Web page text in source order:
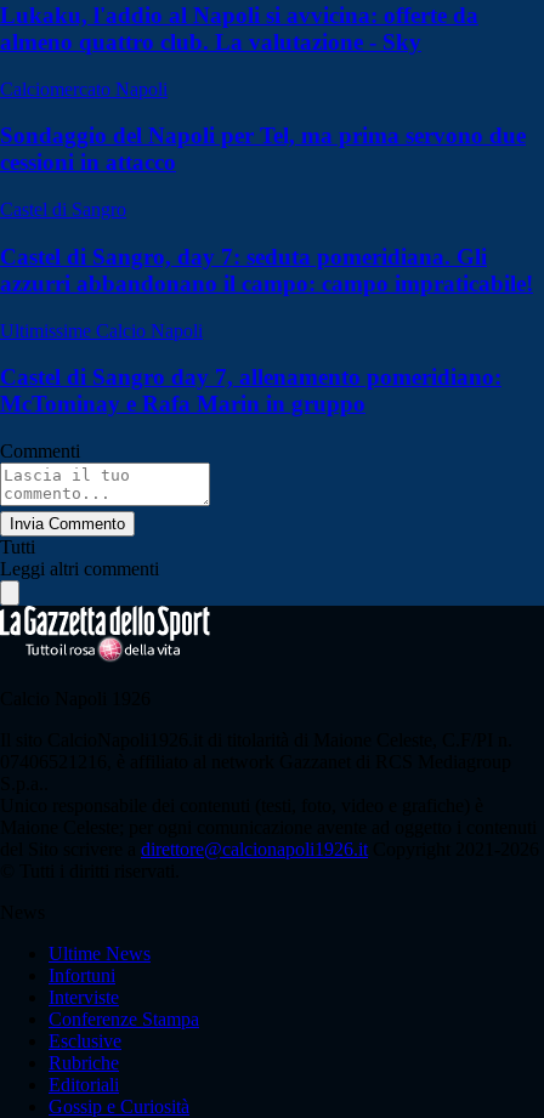
Lukaku, l'addio al Napoli si avvicina: offerte da
almeno quattro club. La valutazione - Sky
Calciomercato Napoli
Sondaggio del Napoli per Tel, ma prima servono due
cessioni in attacco
Castel di Sangro
Castel di Sangro, day 7: seduta pomeridiana. Gli
azzurri abbandonano il campo: campo impraticabile!
Ultimissime Calcio Napoli
Castel di Sangro day 7, allenamento pomeridiano:
McTominay e Rafa Marin in gruppo
Commenti
Invia Commento
Tutti
Leggi altri commenti
direttore@calcionapoli1926.it
Ultime News
Infortuni
Interviste
Conferenze Stampa
Esclusive
Rubriche
Editoriali
Gossip e Curiosità